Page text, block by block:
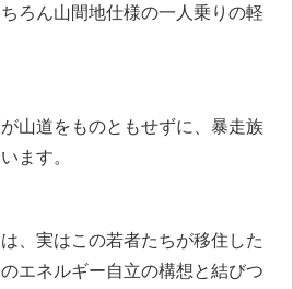
ろん山間地仕様の一人乗りの軽
山道をものともせずに、暴走族
ます。
、実はこの若者たちが移住した
エネルギー自立の構想と結びつ